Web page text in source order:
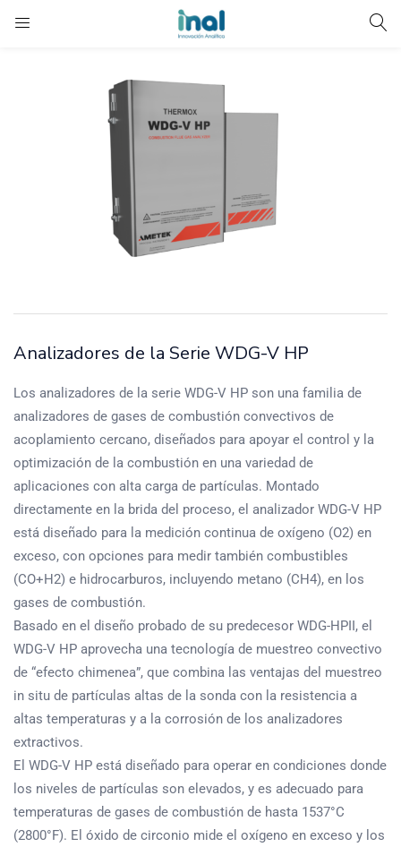
Analizadores de la Serie WDG-V HP
Los analizadores de la serie WDG-V HP son una familia de
analizadores de gases de combustión convectivos de
acoplamiento cercano, diseñados para apoyar el control y la
optimización de la combustión en una variedad de
aplicaciones con alta carga de partículas. Montado
directamente en la brida del proceso, el analizador WDG-V HP
está diseñado para la medición continua de oxígeno (O2) en
exceso, con opciones para medir también combustibles
(CO+H2) e hidrocarburos, incluyendo metano (CH4), en los
gases de combustión.
Basado en el diseño probado de su predecesor WDG-HPII, el
WDG-V HP aprovecha una tecnología de muestreo convectivo
de “efecto chimenea”, que combina las ventajas del muestreo
in situ de partículas altas de la sonda con la resistencia a
altas temperaturas y a la corrosión de los analizadores
extractivos.
El WDG-V HP está diseñado para operar en condiciones donde
los niveles de partículas son elevados, y es adecuado para
temperaturas de gases de combustión de hasta 1537°C
(2800°F). El óxido de circonio mide el oxígeno en exceso y los